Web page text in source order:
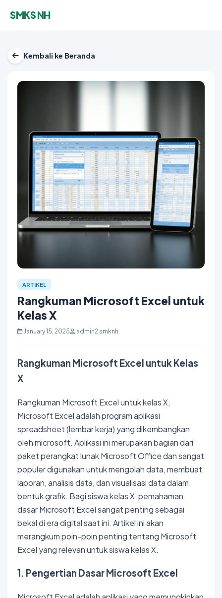
SMKS NH
Kembali ke Beranda
ARTIKEL
Rangkuman Microsoft Excel untuk
Kelas X
January 15, 2025 admin2 smknh
Rangkuman Microsoft Excel untuk Kelas
X
Rangkuman Microsoft Excel untuk kelas X,
Microsoft Exceladalah program aplikasi
spreadsheet (lembar kerja) yang dikembangkan
oleh microsoft. Aplikasi ini merupakan bagian dari
paket perangkat lunak Microsoft Office dan sangat
populer digunakan untuk mengolah data, membuat
laporan, analisis data, dan visualisasi data dalam
bentuk grafik. Bagisiswakelas X, pemahaman
dasar Microsoft Excel sangat penting sebagai
bekal di era digital saat ini. Artikel ini akan
merangkum poin-poin penting tentang Microsoft
Excel yang relevan untuk siswa kelas X.
1. Pengertian Dasar Microsoft Excel